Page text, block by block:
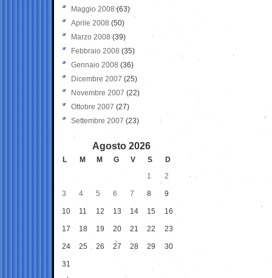
Maggio 2008(63)
Aprile 2008 (50)
Marzo 2008 (39)
Febbraio 2008 (35)
Gennaio 2008 (36)
Dicembre 2007 (25)
Novembre 2007 (22)
Ottobre 2007 (27)
Settembre 2007 (23)
Agosto 2026
L M M G V S
D
1
2
3 4 5 6 7 8 9
10 11 12 13 14 15 16
17 18 19 20 21 22 23
24 25 26 27 28 29 30
31